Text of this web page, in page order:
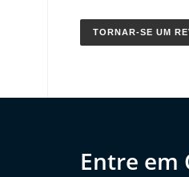
TORNAR-SE UM
Entre em